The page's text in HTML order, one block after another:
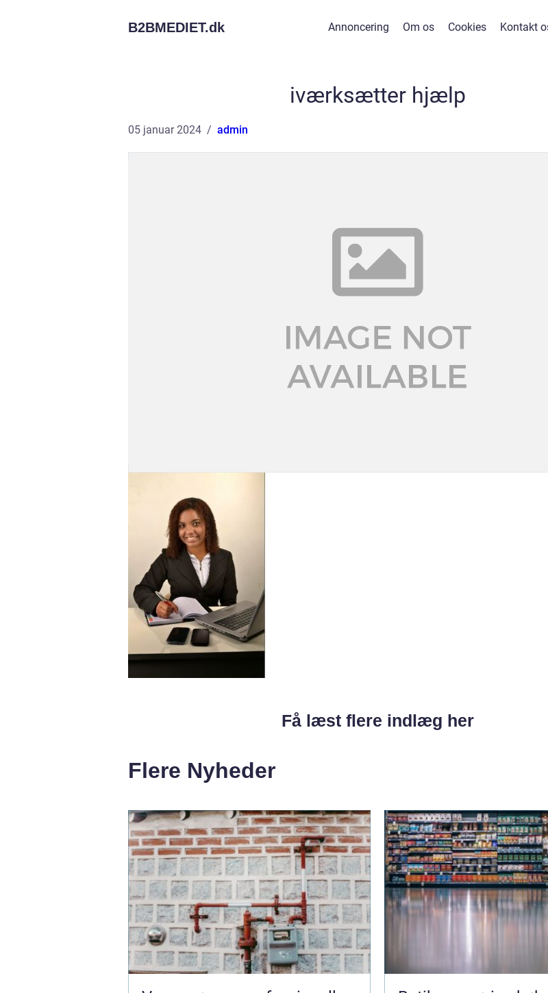
B2BMEDIET.dk Annoncering Om os Cookies Kontakt
iværksætter hjælp
05 januar 2024 admin
Få læst flere indlæg her
Flere Nyheder